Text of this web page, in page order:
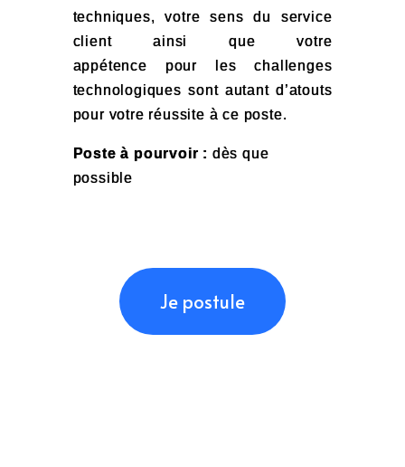
techniques, votre sens du service
client ainsi que votre
appétence pour les challenges
technologiques sont autant d’atouts
pour votre réussite à ce poste.
Poste à pourvoir : dès que
possible
Je postule